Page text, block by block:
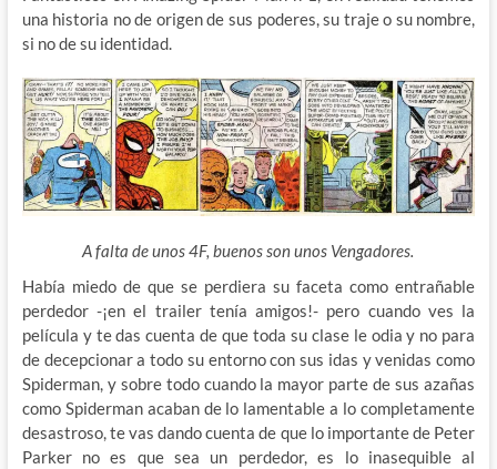
una historia no de origen de sus poderes, su traje o su nombre,
si no de su identidad.
A falta de unos 4F, buenos son unos Vengadores.
Había miedo de que se perdiera su faceta como entrañable
perdedor -¡en el trailer tenía amigos!- pero cuando ves la
película y te das cuenta de que toda su clase le odia y no para
de decepcionar a todo su entorno con sus idas y venidas como
Spiderman, y sobre todo cuando la mayor parte de sus azañas
como Spiderman acaban de lo lamentable a lo completamente
desastroso, te vas dando cuenta de que lo importante de Peter
Parker no es que sea un perdedor, es lo inasequible al